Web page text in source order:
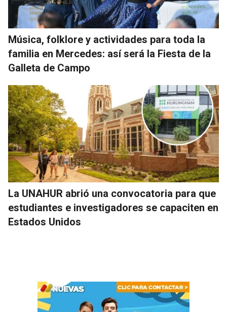
Música, folklore y actividades para toda la
familia en Mercedes: así será la Fiesta de la
Galleta de Campo
La UNAHUR abrió una convocatoria para que
estudiantes e investigadores se capaciten en
Estados Unidos